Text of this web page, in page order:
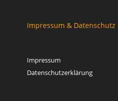
Impressum & Datenschutz
Impressum
Datenschutzerklärung